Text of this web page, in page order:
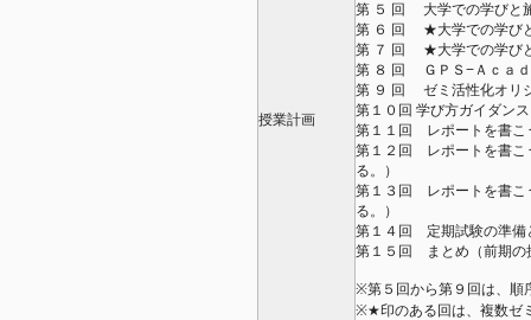
授業計画
第 ５ 回 大学での学びと
第 ６ 回 ★大学での学び
第 ７ 回 ★大学での学び
第 ８ 回 ＧＰＳ−Ａｃａｄ
第 ９ 回 ゼミ活性化オリ
第１０回 学び方ガイダン
第１１回 レポートを書こ
第１２回 レポートを書こ
る。）
第１３回 レポートを書こ
る。）
第１４回 定期試験の準備
第１５回 まとめ（前期の
※第５回から第９回は、順
※★印のある回は、複数ゼ